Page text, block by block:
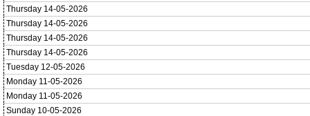
Thursday 14-05-2026
Thursday 14-05-2026
Thursday 14-05-2026
Thursday 14-05-2026
Tuesday 12-05-2026
Monday 11-05-2026
Monday 11-05-2026
Sunday 10-05-2026